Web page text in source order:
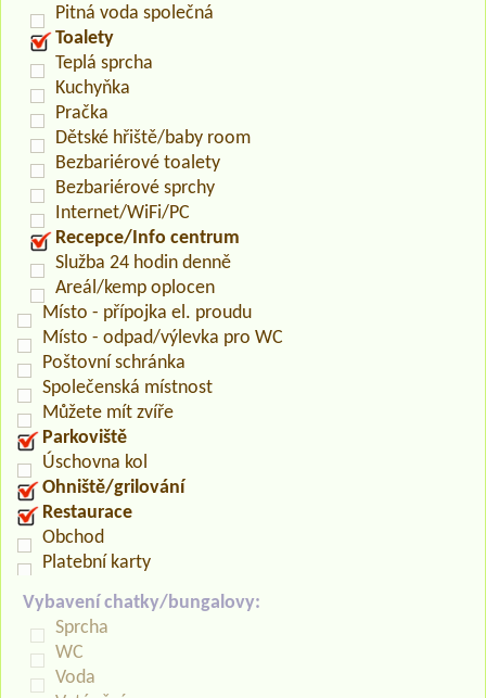
Pitná voda společná
Toalety
Teplá sprcha
Kuchyňka
Pračka
Dětské hřiště/baby room
Bezbariérové toalety
Bezbariérové sprchy
Internet/WiFi/PC
Recepce/Info centrum
Služba 24 hodin denně
Areál/kemp oplocen
Místo - přípojka el. proudu
Místo - odpad/výlevka pro WC
Poštovní schránka
Společenská místnost
Můžete mít zvíře
Parkoviště
Úschovna kol
Ohniště/grilování
Restaurace
Obchod
Platební karty
Vybavení chatky/bungalovy:
Sprcha
WC
Voda